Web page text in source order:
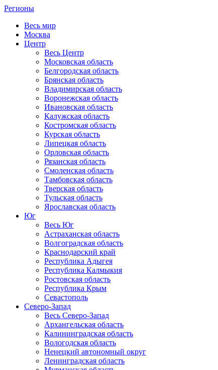
Регионы
Весь мир
Москва
Центр
Весь Центр
Московская область
Белгородская область
Брянская область
Владимирская область
Воронежская область
Ивановская область
Калужская область
Костромская область
Курская область
Липецкая область
Орловская область
Рязанская область
Смоленская область
Тамбовская область
Тверская область
Тульская область
Ярославская область
Юг
Весь Юг
Астраханская область
Волгоградская область
Краснодарский край
Республика Адыгея
Республика Калмыкия
Ростовская область
Республика Крым
Севастополь
Северо-Запад
Весь Северо-Запад
Архангельская область
Калининградская область
Вологодская область
Ненецкий автономный округ
Ленинградская область